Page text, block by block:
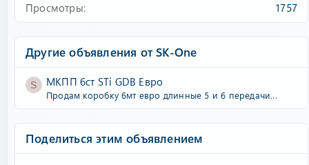
Просмотры
1757
Другие объявления от SK-One
S МКПП 6ст STi GDB Евро
Продам коробку 6мт евро длинные 5 и 6 передачи...
Поделиться этим объявлением